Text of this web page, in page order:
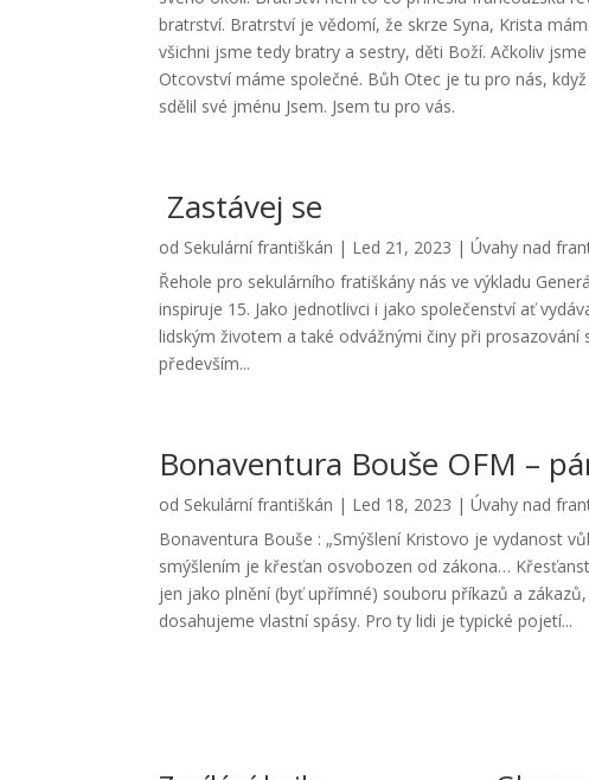
bratrství. Bratrství je vědomí, že skrze Syna, Krista
všichni jsme tedy bratry a sestry, děti Boží. Ačkoliv
Otcovství máme společné. Bůh Otec je tu pro nás,
sdělil své jménu Jsem. Jsem tu pro vás.
Zastávej se
od Sekulární františkán | Led 21, 2023 |Úvahy nad
Řehole pro sekulárního fratiškány nás ve výkladu
inspiruje 15. Jako jednotlivci i jako společenství ať
lidským životem a také odvážnými činy při prosazování
především...
Bonaventura Bouše OFM –
od Sekulární františkán | Led 18, 2023 |Úvahy nad
Bonaventura Bouše : „Smýšlení Kristovo je vydanost
smýšlením je křesťan osvobozen od zákona…
jen jako plnění (byť upřímné) souboru příkazů a
dosahujeme vlastní spásy. Pro ty lidi je typické pojetí...